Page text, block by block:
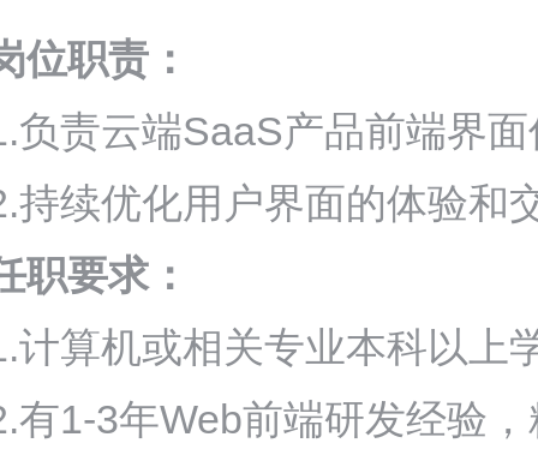
位职责：
负责云端SaaS产品前端界
持续优化用户界面的体验和
职要求：
计算机或相关专业本科以上
有1-3年Web前端研发经验